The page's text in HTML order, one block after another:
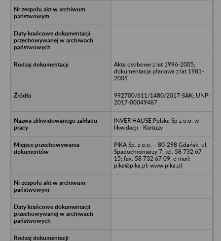
Akta osobowe z lat 1996-2005;
dokumentacja płacowa z lat 1981-
2005
992700/611/1480/2017-SAK; UNP:
2017-00049487
INVER HAUSE Polska Sp z o.o. w
likwidacji - Kartuzy
PIKA Sp. z o.o. – 80-298 Gdańsk, ul.
Spadochroniarzy 7, tel. 58 732 67
15; fax. 58 732 67 09; e-mail:
pika@pika.pl; www.pika.pl